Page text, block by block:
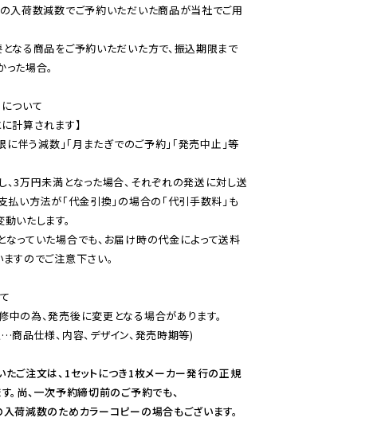
入荷数減数でご予約いただいた商品が当社でご用
なる商品をご予約いただいた方で、振込期限まで
た場合。
ついて
計算されます】
に伴う減数」「月またぎでのご予約」「発売中止」等
3万円未満となった場合、それぞれの発送に対し送
払い方法が「代金引換」の場合の「代引手数料」も
っていた場合でも、お届け時の代金によって送料
すのでご注意下さい。
の為、発売後に変更となる場合があります。
品仕様、内容、デザイン、発売時期等)
ご注文は、1セットにつき1枚メーカー発行の正規
。尚、一次予約締切前のご予約でも、
荷減数のためカラーコピーの場合もございます。